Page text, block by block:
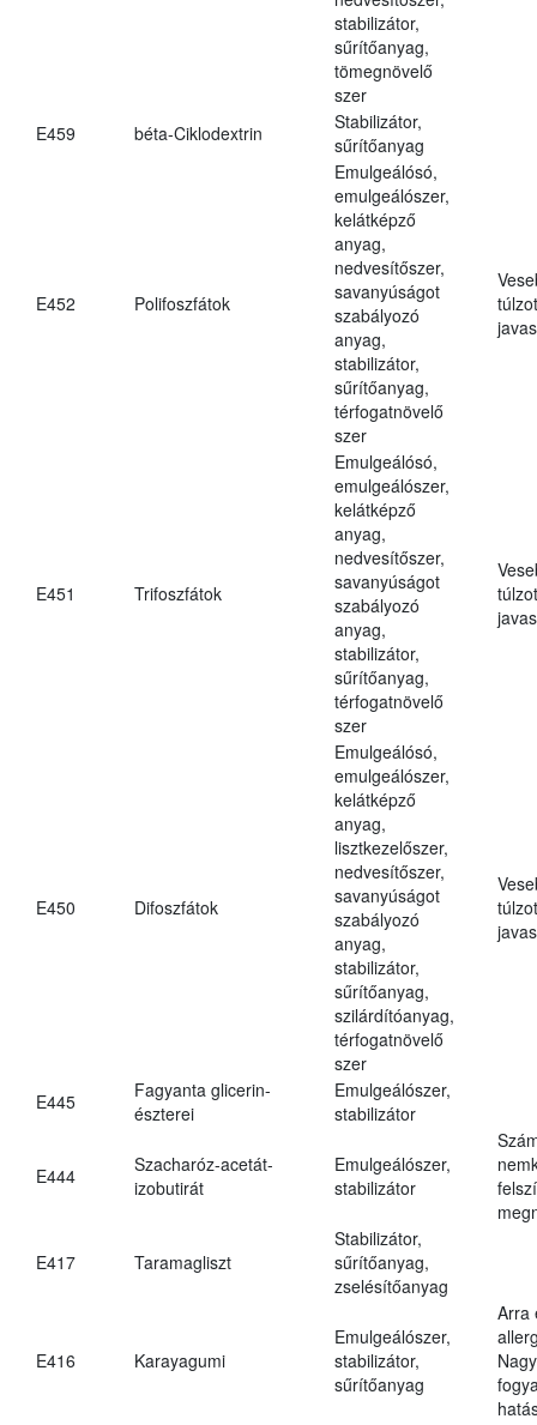
stabilizátor,
sűrítőanyag,
tömegnövelő
szer
E459
béta-Ciklodextrin
Stabilizátor,
sűrítőanyag
E452 Polifoszfátok
Emulgeálósó,
emulgeálószer,
kelátképző
anyag,
nedvesítőszer,
savanyúságot
szabályozó
anyag,
stabilizátor,
sűrítőanyag,
térfogatnövelő
szer
E451 Trifoszfátok
Emulgeálósó,
emulgeálószer,
kelátképző
anyag,
nedvesítőszer,
savanyúságot
szabályozó
anyag,
stabilizátor,
sűrítőanyag,
térfogatnövelő
szer
E450 Difoszfátok
Emulgeálósó,
emulgeálószer,
kelátképző
anyag,
lisztkezelőszer,
nedvesítőszer,
savanyúságot
szabályozó
anyag,
stabilizátor,
sűrítőanyag,
szilárdítóanyag,
térfogatnövelő
szer
E445
Fagyanta glicerin-
észterei
Emulgeálószer,
stabilizátor
E444
Szacharóz-acetát-
izobutirát
Emulgeálószer,
stabilizátor
E417 Taramagliszt
Stabilizátor,
sűrítőanyag,
zselésítőanyag
E416 Karayagumi
Emulgeálószer,
stabilizátor,
sűrítőanyag
Arra